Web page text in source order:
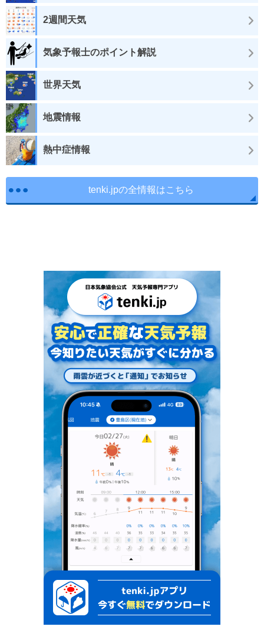
2週間天気
気象予報士のポイント解説
世界天気
地震情報
熱中症情報
tenki.jpの全情報はこちら